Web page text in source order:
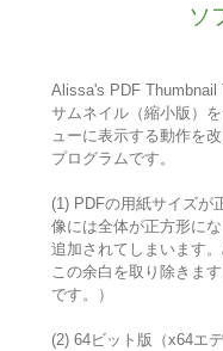
ソ
Alissa's PDF Thumbnail
サムネイル（縮小版）
ューに表示する動作を
プログラムです。
(1) PDFの用紙サイズが
像には全体が正方形に
追加されてしまいます
この余白を取り除きま
です。）
(2) 64ビット版（x64エ